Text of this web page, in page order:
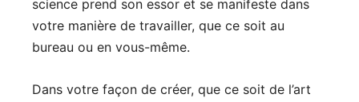
science prend son essor et se manifeste dans
votre manière de travailler, que ce soit au
bureau ou en vous-même.
Dans votre façon de créer, que ce soit de l’art